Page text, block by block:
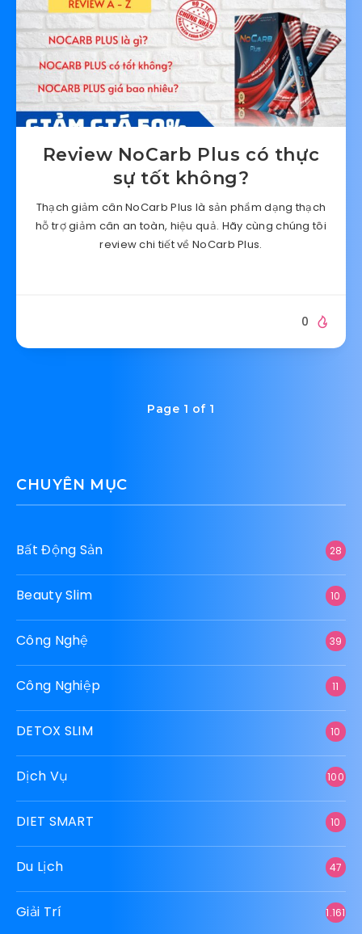
Review NoCarb Plus có thực
sự tốt không?
Thạch giảm cân NoCarb Plus là sản phẩm dạng thạch
hỗ trợ giảm cân an toàn, hiệu quả. Hãy cùng chúng tôi
review chi tiết về NoCarb Plus.
0
Page 1 of 1
CHUYÊN MỤC
Bất Động Sản 28
Beauty Slim 10
Công Nghệ 39
Công Nghiệp 11
DETOX SLIM 10
Dịch Vụ 100
DIET SMART 10
Du Lịch 47
Giải Trí 1.161